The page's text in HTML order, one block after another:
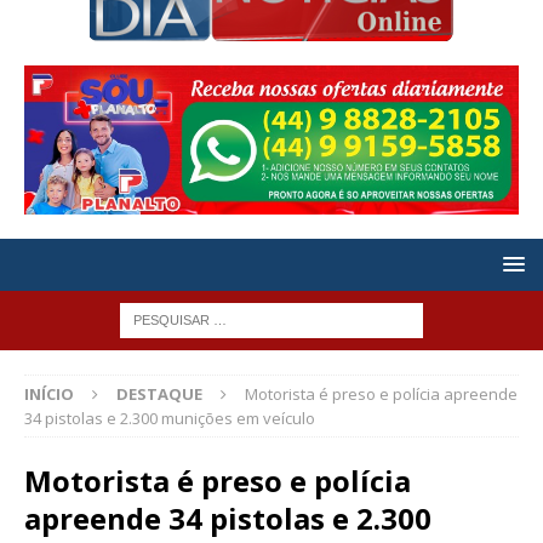
INÍCIO DESTAQUE
Motorista é preso e polícia apreende
34 pistolas e 2.300 munições em veículo
Motorista é preso e polícia
apreende 34 pistolas e 2.300